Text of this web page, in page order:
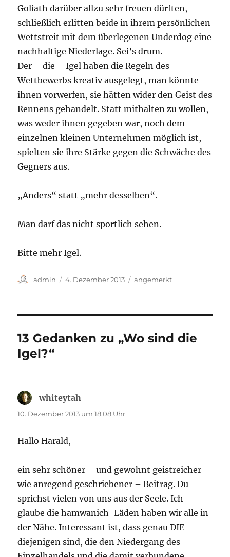
Goliath darüber allzu sehr freuen dürften,
schließlich erlitten beide in ihrem persönlichen
Wettstreit mit dem überlegenen Underdog eine
nachhaltige Niederlage. Sei’s drum.
Der – die – Igel haben die Regeln des
Wettbewerbs kreativ ausgelegt, man könnte
ihnen vorwerfen, sie hätten wider den Geist des
Rennens gehandelt. Statt mithalten zu wollen,
was weder ihnen gegeben war, noch dem
einzelnen kleinen Unternehmen möglich ist,
spielten sie ihre Stärke gegen die Schwäche des
Gegners aus.
„Anders“ statt „mehr desselben“.
Man darf das nicht sportlich sehen.
Bitte mehr Igel.
Autor
admin
Veröffentlicht
4. Dezember 2013 Kategorien
angemerkt
13 Gedanken zu „Wo sind die
Igel?“
whiteytah
10. Dezember 2013 um 18:08 Uhr
Hallo Harald,
ein sehr schöner – und gewohnt geistreicher
wie anregend geschriebener – Beitrag. Du
sprichst vielen von uns aus der Seele. Ich
glaube die hamwanich-Läden haben wir alle in
der Nähe. Interessant ist, dass genau DIE
diejenigen sind, die den Niedergang des